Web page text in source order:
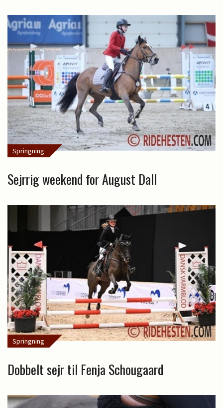
Springning
Sejrrig weekend for August Dall
Springning
Dobbelt sejr til Fenja Schougaard